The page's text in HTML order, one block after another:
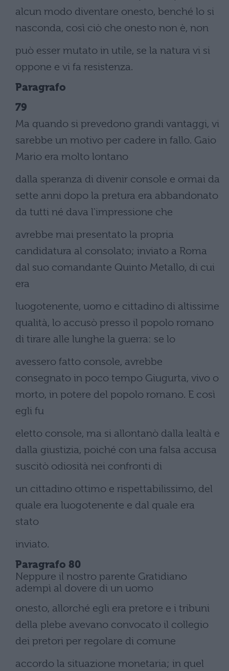
alcun modo diventare onesto, benché lo si
nasconda, così ciò che onesto non è, non
può esser mutato in utile, se la natura vi si
oppone e vi fa resistenza.
Paragrafo
79
Ma quando si prevedono grandi vantaggi, vi
sarebbe un motivo per cadere in fallo. Gaio
Mario era molto lontano
dalla speranza di divenir console e ormai da
sette anni dopo la pretura era abbandonato
da tutti né dava l'impressione che
avrebbe mai presentato la propria
candidatura al consolato; inviato a Roma
dal suo comandante Quinto Metallo, di cui
era
luogotenente, uomo e cittadino di altissime
qualità, lo accusò presso il popolo romano
di tirare alle lunghe la guerra: se lo
avessero fatto console, avrebbe
consegnato in poco tempo Giugurta, vivo o
morto, in potere del popolo romano. E così
egli fu
eletto console, ma si allontanò dalla lealtà e
dalla giustizia, poiché con una falsa accusa
suscitò odiosità nei confronti di
un cittadino ottimo e rispettabilissimo, del
quale era luogotenente e dal quale era
stato
inviato.
Paragrafo 80
Neppure il nostro parente Gratidiano
adempì al dovere di un uomo
onesto, allorché egli era pretore e i tribuni
della plebe avevano convocato il collegio
dei pretori per regolare di comune
accordo la situazione monetaria; in quel